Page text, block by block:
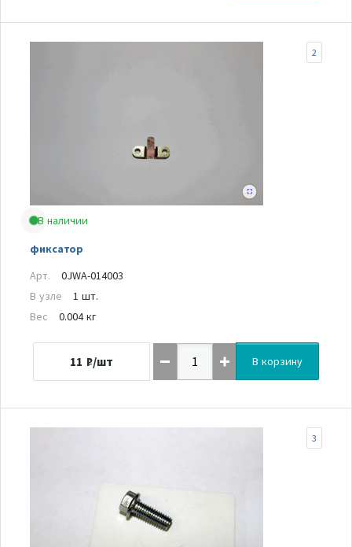
В наличии
фиксатор
2
Арт.
0JWA-014003
В узле
1 шт.
Вес
0.004 кг
11 ₽/шт В корзину
3